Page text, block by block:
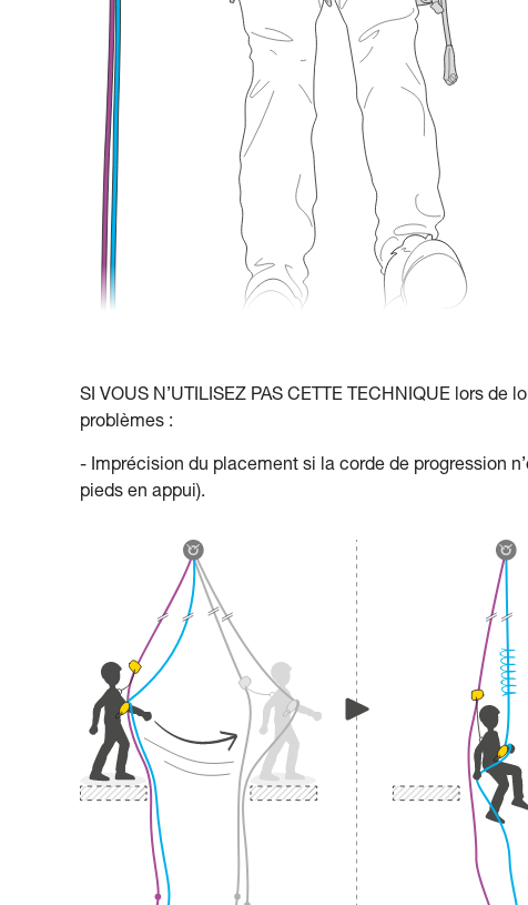
SI VOUS N’UTILISEZ PAS CETTE TECHNIQUE lors
problèmes :
- Imprécision du placement si la corde de progression
pieds en appui).